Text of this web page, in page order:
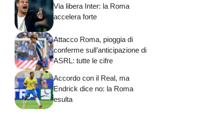
Via libera Inter: la Roma
accelera forte
Attacco Roma, pioggia di
conferme sull’anticipazione di
ASRL: tutte le cifre
Accordo con il Real, ma
Endrick dice no: la Roma
esulta